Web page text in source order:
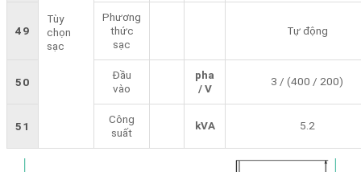
Tùy
chọn
sạc
49
Phương
thức
sạc
Tự động
50
Đầu
vào
pha
/ V
3 / (400 / 200)
51
Công
suất
kVA 5.2